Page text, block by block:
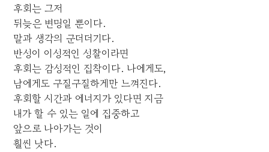
후회는 그저
뒤늦은 변명일 뿐이다.
말과 생각의 군더더기다.
반성이 이성적인 성찰이라면
후회는 감성적인 집착이다. 나에게도,
남에게도 구질구질하게만 느껴진다.
후회할 시간과 에너지가 있다면 지금
내가 할 수 있는 일에 집중하고
앞으로 나아가는 것이
훨씬 낫다.